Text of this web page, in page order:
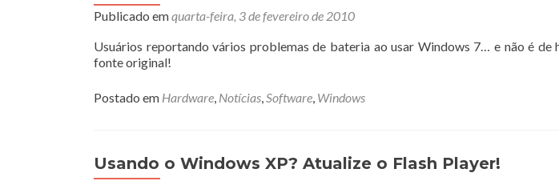
Publicado emquarta-feira, 3 de fevereiro de 2010
Usuários reportando vários problemas de bateria ao usar Windows 7… e não é de
fonte original!
Postado em Hardware, Notícias,Software, Windows
Usando o Windows XP? Atualize o Flash Player!